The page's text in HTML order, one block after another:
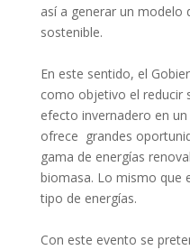
así a generar un
sostenible.
En este sentido, el
como objetivo el reducir
efecto invernadero en
ofrece grandes
gama de energías
biomasa. Lo mismo que
tipo de energías.
Con este evento se